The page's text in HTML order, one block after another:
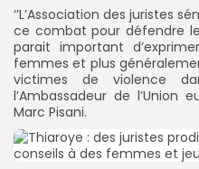
‘’L’Association des juristes
ce combat pour défendre
parait important
femmes et plus
victimes de violence
l’Ambassadeur de l’Union
Marc Pisani.